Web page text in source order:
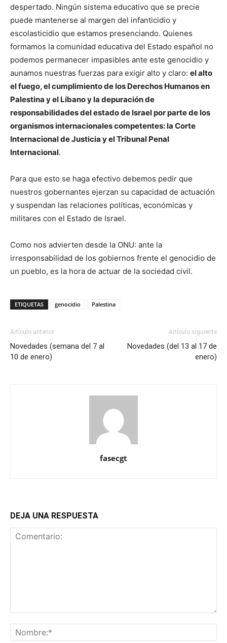
despertado. Ningún sistema educativo que se precie
puede mantenerse al margen del infanticidio y
escolasticidio que estamos presenciando. Quienes
formamos la comunidad educativa del Estado español no
podemos permanecer impasibles ante este genocidio y
aunamos nuestras fuerzas para exigir alto y claro: el alto
el fuego, el cumplimiento de los Derechos Humanos en
Palestina y el Líbano y la depuración de
responsabilidades del estado de Israel por parte de los
organismos internacionales competentes: la Corte
Internacional de Justicia y el Tribunal Penal
Internacional.
Para que esto se haga efectivo debemos pedir que
nuestros gobernantes ejerzan su capacidad de actuación
y suspendan las relaciones políticas, económicas y
militares con el Estado de Israel.
Como nos advierten desde la ONU: ante la
irresponsabilidad de los gobiernos frente el genocidio de
un pueblo, es la hora de actuar de la sociedad civil.
ETIQUETAS genocidio Palestina
Artículo anterior
Novedades (semana del 7 al
10 de enero)
Artículo siguiente
Novedades (del 13 al 17 de
enero)
fasecgt
DEJA UNA RESPUESTA